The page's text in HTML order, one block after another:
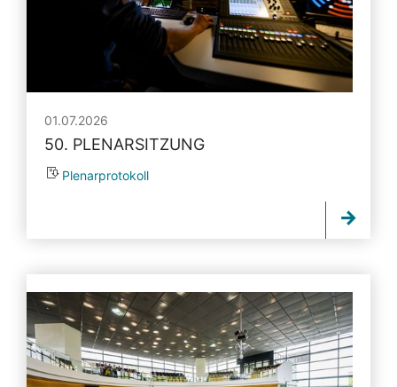
01.07.2026
50. PLENARSITZUNG
Plenarprotokoll